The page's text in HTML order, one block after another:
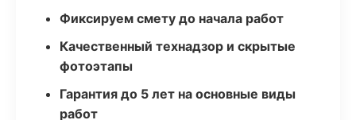
Фиксируем смету до начала работ
Качественный технадзор и скрытые
фотоэтапы
Гарантия до 5 лет на основные виды
работ